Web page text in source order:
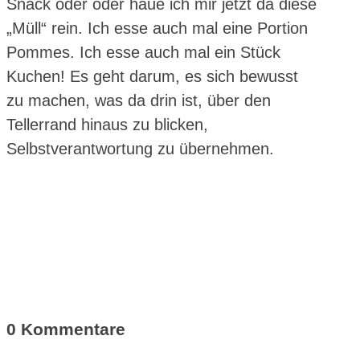
Snack oder oder haue ich mir jetzt da diese
„Müll“ rein. Ich esse auch mal eine Portion
Pommes. Ich esse auch mal ein Stück
Kuchen! Es geht darum, es sich bewusst
zu machen, was da drin ist, über den
Tellerrand hinaus zu blicken,
Selbstverantwortung zu übernehmen.
0 Kommentare